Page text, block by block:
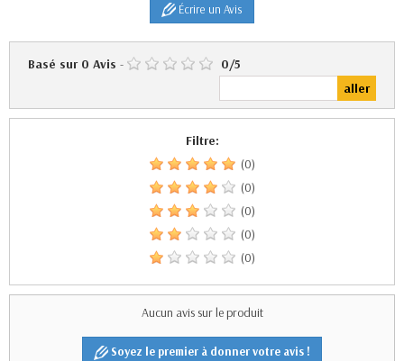
Écrire un Avis
Basé sur 0 Avis - 0/5
Filtre:
(0)
(0)
(0)
(0)
(0)
Aucun avis sur le produit
Soyez le premier à donner votre avis !